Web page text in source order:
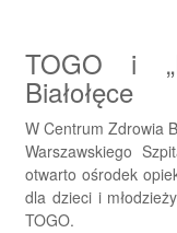
TOGO i
Białołęce
W Centrum Zdrowia
Warszawskiego
otwarto ośrodek
dla dzieci i
TOGO.